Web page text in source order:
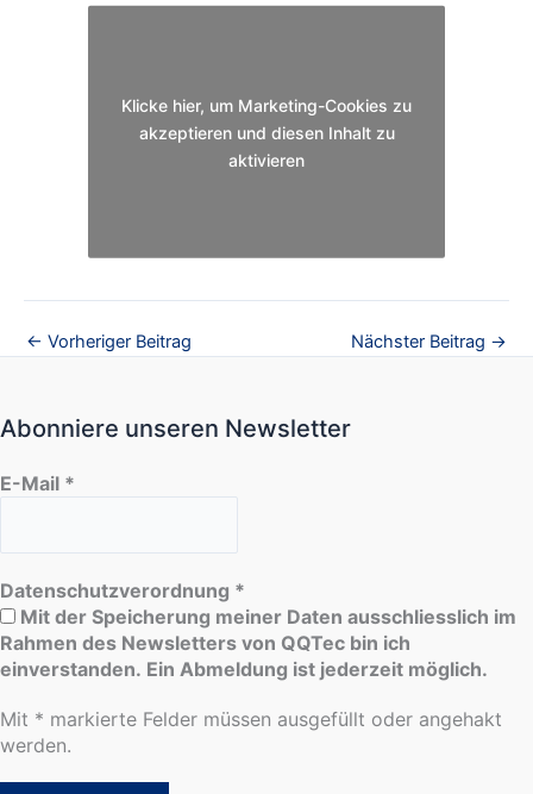
Klicke hier, um Marketing-Cookies zu
akzeptieren und diesen Inhalt zu
aktivieren
← Vorheriger Beitrag Nächster Beitrag →
Abonniere unseren Newsletter
E-Mail *
Datenschutzverordnung *
Mit der Speicherung meiner Daten ausschliesslich im
Rahmen des Newsletters von QQTec bin ich
einverstanden. Ein Abmeldung ist jederzeit möglich.
Mit * markierte Felder müssen ausgefüllt oder angehakt
werden.